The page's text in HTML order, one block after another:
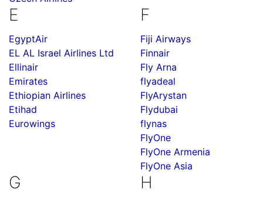
E
EgyptAir
EL AL Israel Airlines Ltd
Ellinair
Emirates
Ethiopian Airlines
Etihad
Eurowings
F
Fiji Airways
Finnair
Fly Arna
flyadeal
FlyArystan
Flydubai
flynas
FlyOne
FlyOne Armenia
FlyOne Asia
G H